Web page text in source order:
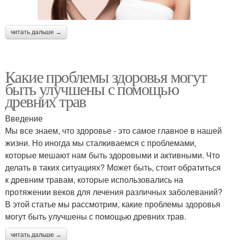
читать дальше →
Какие проблемы здоровья могут
быть улучшены с помощью
древних трав
Введение
Мы все знаем, что здоровье - это самое главное в нашей
жизни. Но иногда мы сталкиваемся с проблемами,
которые мешают нам быть здоровыми и активными. Что
делать в таких ситуациях? Может быть, стоит обратиться
к древним травам, которые использовались на
протяжении веков для лечения различных заболеваний?
В этой статье мы рассмотрим, какие проблемы здоровья
могут быть улучшены с помощью древних трав.
читать дальше →